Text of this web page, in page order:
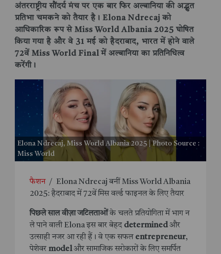
अंतरराष्ट्रीय सौंदर्य मंच पर एक बार फिर अल्बानिया की अद्भुत
प्रतिभा चमकने को तैयार है। Elona Ndrecaj को
आधिकारिक रूप से Miss World Albania 2025 घोषित
किया गया है और वे 31 मई को हैदराबाद, भारत में होने वाले
72वें Miss World Finalमें अल्बानिया का प्रतिनिधित्व
करेंगी।
Elona Ndrecaj, Miss World Albania 2025 | Photo Source :
Miss World
फैशन / Elona Ndrecaj बनीं Miss World Albania
2025: हैदराबाद में 72वें मिस वर्ल्ड फाइनल के लिए तैयार
पिछले साल वीज़ा जटिलताओंके चलते प्रतियोगिता में भाग न
ले पाने वाली Elona इस बार बेहद determinedऔर
उत्साही नजर आ रही हैं। वे एक सफल entrepreneur,
पेशेवर modelऔर सामाजिक सरोकारों के लिए समर्पित